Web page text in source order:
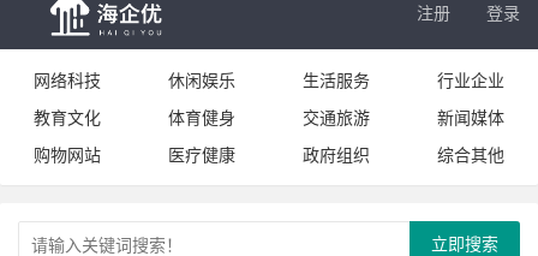
注册 登录
网络科技 休闲娱乐 生活服务
行业企业
教育文化
体育健身 交通旅游
新闻媒体
购物网站
医疗健康 政府组织 综合其他
立即搜索